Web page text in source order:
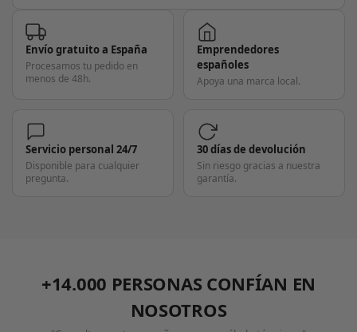
Envío gratuito a España
Procesamos tu pedido en
menos de 48h.
Emprendedores
españoles
Apoya una marca local.
Servicio personal 24/7
Disponible para cualquier
pregunta.
30 días de devolución
Sin riesgo gracias a nuestra
garantía.
+14.000 PERSONAS CONFÍAN EN
NOSOTROS